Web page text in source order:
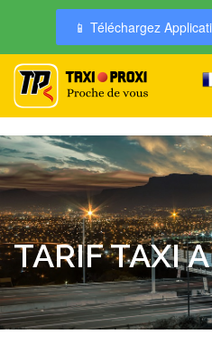
📱 Téléchargez
TARIF TAXI